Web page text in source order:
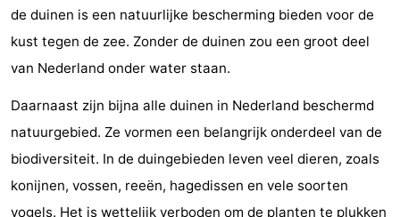
Oosterschelde
Burgh
Haamstede
-
Natuur
Kop
van
Schouwen
Walcheren
-
Veere
-
Natuur
-
de duinen is een natuurlijke bescherming bieden voor de
kust tegen de zee. Zonder de duinen zou een groot deel
van Nederland onder water staan.
Daarnaast zijn bijna alle duinen in Nederland beschermd
natuurgebied. Ze vormen een belangrijk onderdeel van de
biodiversiteit. In de duingebieden leven veel dieren, zoals
konijnen, vossen, reeën, hagedissen en vele soorten
vogels. Het is wettelijk verboden om de planten te plukken